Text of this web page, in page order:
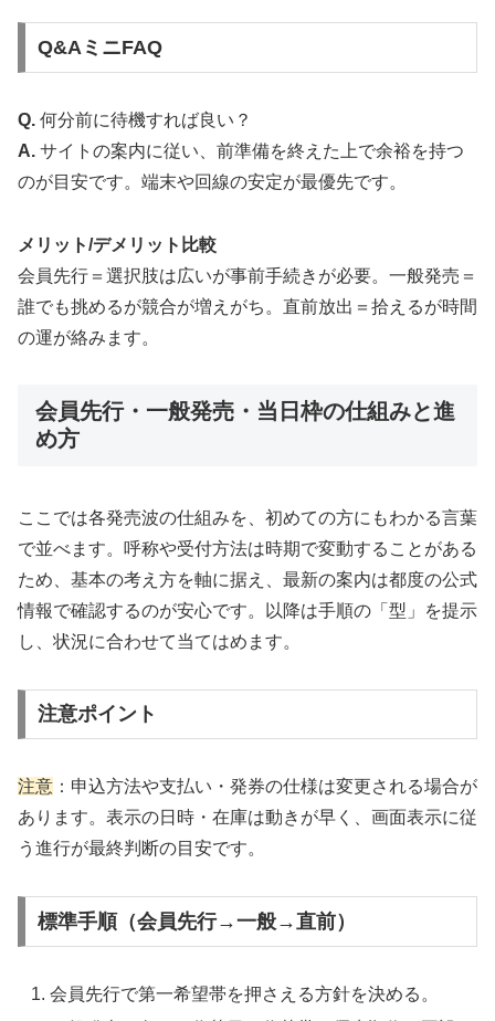
Q&AミニFAQ
Q. 何分前に待機すれば良い？
A. サイトの案内に従い、前準備を終えた上で余裕を持つ
のが目安です。端末や回線の安定が最優先です。
メリット/デメリット比較
会員先行＝選択肢は広いが事前手続きが必要。一般発売＝
誰でも挑めるが競合が増えがち。直前放出＝拾えるが時間
の運が絡みます。
会員先行・一般発売・当日枠の仕組みと進
め方
ここでは各発売波の仕組みを、初めての方にもわかる言葉
で並べます。呼称や受付方法は時期で変動することがある
ため、基本の考え方を軸に据え、最新の案内は都度の公式
情報で確認するのが安心です。以降は手順の「型」を提示
し、状況に合わせて当てはめます。
注意ポイント
注意 ：申込方法や支払い・発券の仕様は変更される場合が
あります。表示の日時・在庫は動きが早く、画面表示に従
う進行が最終判断の目安です。
標準手順（会員先行→一般→直前）
会員先行で第一希望帯を押さえる方針を決める。